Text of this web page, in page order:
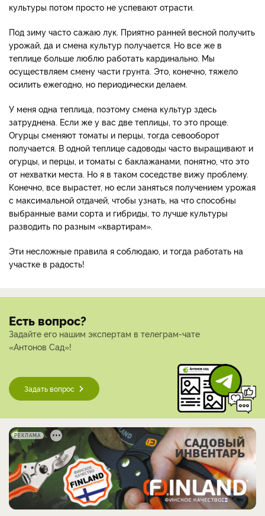
культуры потом просто не успевают отрасти.
Под зиму часто сажаю лук. Приятно ранней весной получить
урожай, да и смена культур получается. Но все же в
теплице больше люблю работать кардинально. Мы
осуществляем смену части грунта. Это, конечно, тяжело
осилить ежегодно, но периодически делаем.
У меня одна теплица, поэтому смена культур здесь
затруднена. Если же у вас две теплицы, то это проще.
Огурцы сменяют томаты и перцы, тогда севооборот
получается. В одной теплице садоводы часто выращивают и
огурцы, и перцы, и томаты с баклажанами, понятно, что это
от нехватки места. Но я в таком соседстве вижу проблему.
Конечно, все вырастет, но если заняться получением урожая
с максимальной отдачей, чтобы узнать, на что способны
выбранные вами сорта и гибриды, то лучше культуры
разводить по разным «квартирам».
Эти несложные правила я соблюдаю, и тогда работать на
участке в радость!
Есть вопрос?
Задайте его нашим экспертам в телеграм-чате
«Антонов Сад»!
Задать вопрос
РЕКЛАМА